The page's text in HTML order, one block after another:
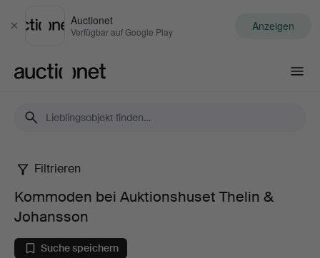
Schließen
Auctionet
Verfügbar auf Google Play Anzeigen
Kommoden
bei
Auktionshuset
Filtrieren
Kommoden bei Auktionshuset Thelin &
Johansson
Suche speichern